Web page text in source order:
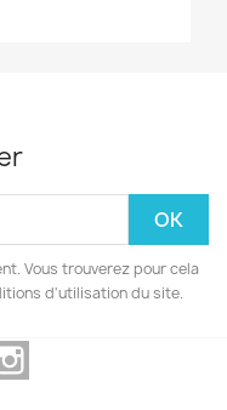
Vous trouverez pour cela
d'utilisation du site.